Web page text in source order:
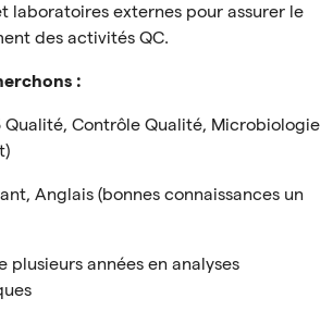
laboratoires externes pour assurer le
des activités QC.
:
Qualité, Contrôle Qualité, Microbiologie
Anglais (bonnes connaissances un
plusieurs années en analyses